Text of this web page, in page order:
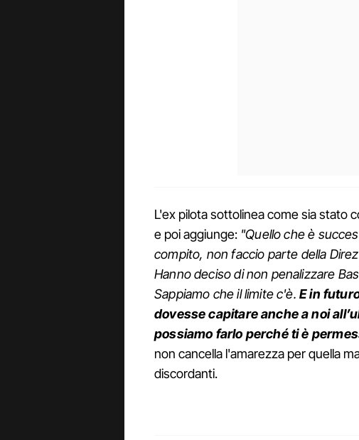
L'ex pilota sottolinea come sia stato
e poi aggiunge: "Quello che è
compito, non faccio parte della
Hanno deciso di non penalizzare
Sappiamo che il limite c'è.E in
dovesse capitare anche a noi
possiamo farlo perché ti è
non cancella l'amarezza per quella
discordanti.